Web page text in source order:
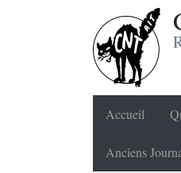
Accueil
Anciens